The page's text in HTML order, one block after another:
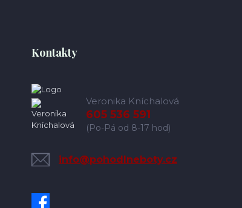
Kontakty
Veronika Kníchalová
605 536 591
(Po-Pá od 8-17 hod)
info@pohodlneboty.cz